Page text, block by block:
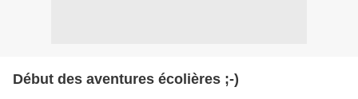
Début des aventures écolières ;-)